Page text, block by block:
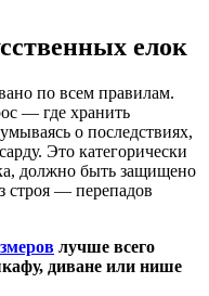
елок
по всем правилам.
— где хранить
о последствиях,
Это категорически
должно быть защищено
строя — перепадов
лучше всего
диване или нише